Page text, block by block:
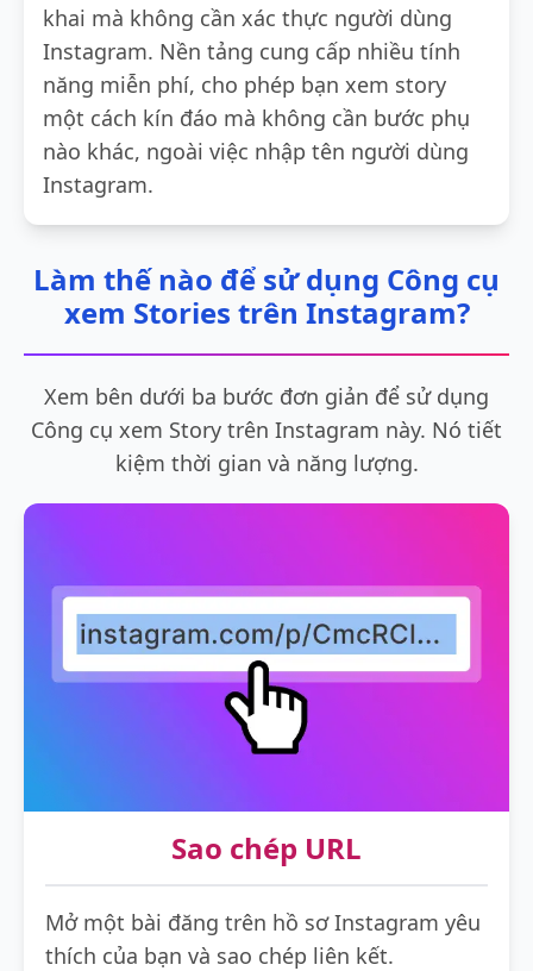
khai mà không cần xác thực người dùng
Instagram. Nền tảng cung cấp nhiều tính
năng miễn phí, cho phép bạn xem story
một cách kín đáo mà không cần bước phụ
nào khác, ngoài việc nhập tên người dùng
Instagram.
Làm thế nào để sử dụng Công cụ
xem Stories trên Instagram?
Xem bên dưới ba bước đơn giản để sử dụng
Công cụ xem Story trên Instagram này. Nó tiết
kiệm thời gian và năng lượng.
Sao chép URL
Mở một bài đăng trên hồ sơ Instagram yêu
thích của bạn và sao chép liên kết.